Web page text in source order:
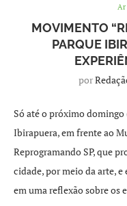
Ar
MOVIMENTO
PARQUE
por
Só até o próximo domingo
Ibirapuera, em frente ao
Reprogramando SP, que
cidade, por meio da arte,
em uma reflexão sobre os